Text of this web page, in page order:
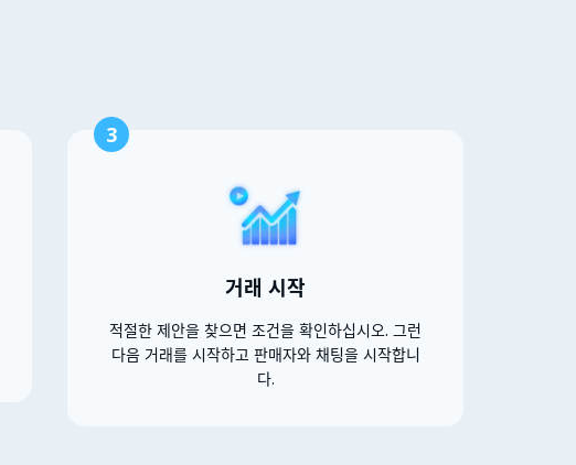
3
거래 시작
적절한 제안을 찾으면 조건을 확인하십시오. 그런
다음 거래를 시작하고 판매자와 채팅을 시작합니
다.